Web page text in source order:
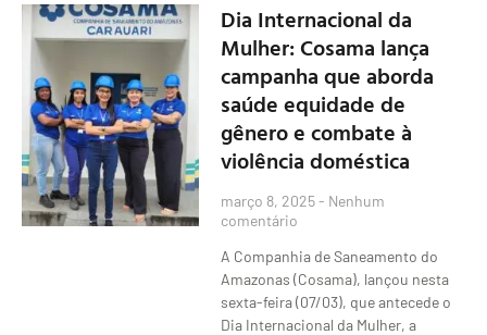
Dia Internacional da
Mulher: Cosama lança
campanha que aborda
saúde equidade de
gênero e combate à
violência doméstica
março 8, 2025 Nenhum
comentário
A Companhia de Saneamento do
Amazonas (Cosama), lançou nesta
sexta-feira (07/03), que antecede o
Dia Internacional da Mulher, a